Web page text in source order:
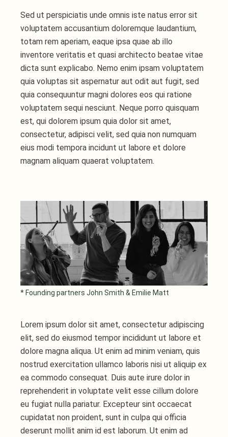
Sed ut perspiciatis unde omnis iste natus error sit
voluptatem accusantium doloremque laudantium,
totam rem aperiam, eaque ipsa quae ab illo
inventore veritatis et quasi architecto beatae vitae
dicta sunt explicabo. Nemo enim ipsam voluptatem
quia voluptas sit aspernatur aut odit aut fugit, sed
quia consequuntur magni dolores eos qui ratione
voluptatem sequi nesciunt. Neque porro quisquam
est, qui dolorem ipsum quia dolor sit amet,
consectetur, adipisci velit, sed quia non numquam
eius modi tempora incidunt ut labore et dolore
magnam aliquam quaerat voluptatem.
* Founding partners John Smith & Emilie Matt
Lorem ipsum dolor sit amet, consectetur adipiscing
elit, sed do eiusmod tempor incididunt ut labore et
dolore magna aliqua. Ut enim ad minim veniam, quis
nostrud exercitation ullamco laboris nisi ut aliquip ex
ea commodo consequat. Duis aute irure dolor in
reprehenderit in voluptate velit esse cillum dolore
eu fugiat nulla pariatur. Excepteur sint occaecat
cupidatat non proident, sunt in culpa qui officia
deserunt mollit anim id est laborum. Ut enim ad